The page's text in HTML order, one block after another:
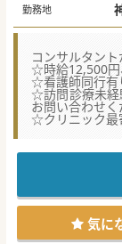
勤務地
コンサルタン
☆時給12,500円
☆看護師同行有
☆訪問診療未経
お問い合わせく
☆クリニック最
気に